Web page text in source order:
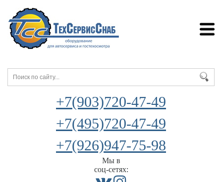
+7(903)720-47-49
+7(495)720-47-49
+7(926)947-75-98
Мы в
соц-сетях: